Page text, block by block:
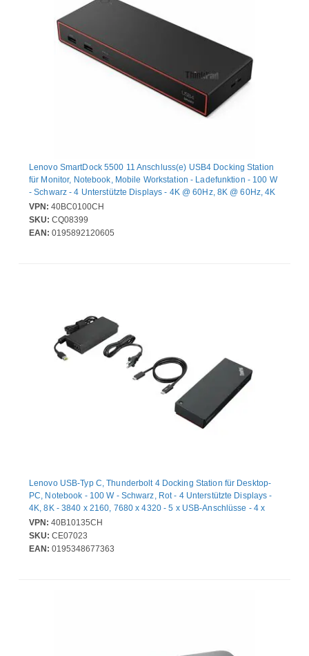
Lenovo SmartDock 5500 11 Anschluss(e) USB4 Docking Station
für Monitor, Notebook, Mobile Workstation - Ladefunktion - 100 W
- Schwarz - 4 Unterstützte Displays - 4K @ 60Hz, 8K @ 60Hz, 4K
@ 144Hz - 3840 x 2160, 7680 x 4320 - 6 x USB-Anschlüsse - 4 x
USB Typ-A-Anschlüsse - USB Typ-A - 2 x USB Typ-C-Anschlüsse
- USB Typ C - 1 x USB4 - 1 x RJ-45-Anschlüsse - Netzwerk (RJ-
VPN: 40BC0100CH
SKU: CQ08399
EAN: 0195892120605
Lenovo USB-Typ C, Thunderbolt 4 Docking Station für Desktop-
PC, Notebook - 100 W - Schwarz, Rot - 4 Unterstützte Displays -
4K, 8K - 3840 x 2160, 7680 x 4320 - 5 x USB-Anschlüsse - 4 x
USB Typ-A-Anschlüsse - USB Typ-A - 1 x USB Typ-C-Anschlüsse
- USB Typ C - 1 x RJ-45-Anschlüsse - Netzwerk (RJ-45) - 1 x
HDMI-Anschlüsse - HDMI - DisplayPort - Thunderbolt -
VPN: 40B10135CH
SKU: CE07023
EAN: 0195348677363